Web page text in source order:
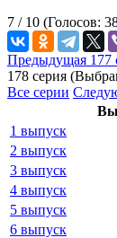
7 / 10 (Голосов:
Предыдущая 177
178 серия
Все серии
1 выпуск
2 выпуск
3 выпуск
4 выпуск
5 выпуск
6 выпуск